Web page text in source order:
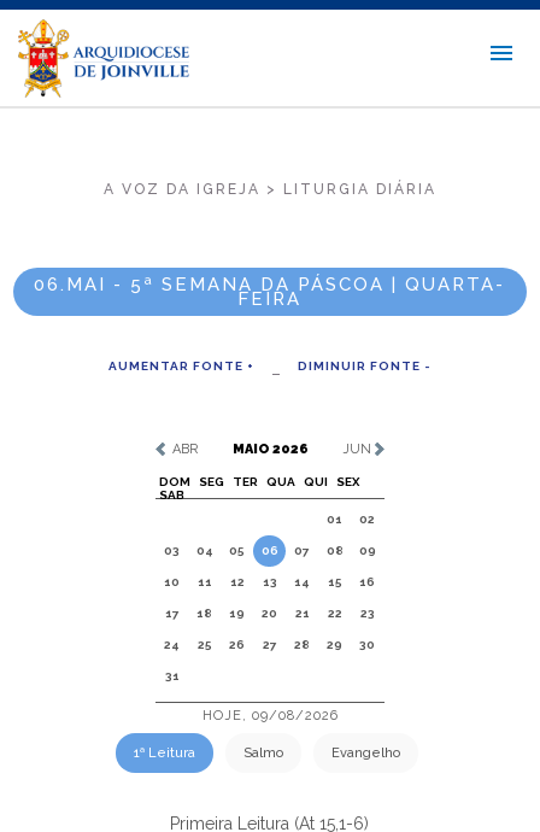
A VOZ DA IGREJA > LITURGIA DIÁRIA
06.MAI - 5ª SEMANA DA PÁSCOA | QUARTA-
FEIRA
AUMENTAR FONTE + DIMINUIR FONTE -
ABR MAIO 2026 JUN
DOM SEG TER QUA QUI
SEX
SAB
01
02
03 04 05 06 07 08 09
10 11 12 13 14 15 16
17 18 19 20 21 22 23
24 25 26 27 28 29 30
31
HOJE, 09/08/2026
1ª Leitura Salmo Evangelho
Primeira Leitura (At 15,1-6)